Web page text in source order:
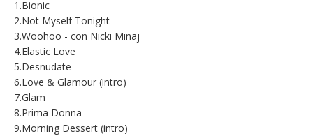
1.Bionic
2.Not Myself Tonight
3.Woohoo - con Nicki Minaj
4.Elastic Love
5.Desnudate
6.Love & Glamour (intro)
7.Glam
8.Prima Donna
9.Morning Dessert (intro)